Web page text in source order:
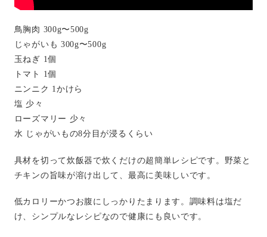
鳥胸肉 300g〜500g
じゃがいも 300g〜500g
玉ねぎ 1個
トマト 1個
ニンニク 1かけら
塩 少々
ローズマリー 少々
水 じゃがいもの8分目が浸るくらい
具材を切って炊飯器で炊くだけの超簡単レシピです。野菜と
チキンの旨味が溶け出して、最高に美味しいです。
低カロリーかつお腹にしっかりたまります。調味料は塩だ
け、シンプルなレシピなので健康にも良いです。